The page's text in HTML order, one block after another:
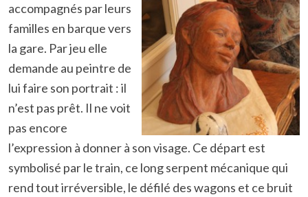
accompagnés par leurs
familles en barque vers
la gare. Par jeu elle
demande au peintre de
lui faire son portrait : il
n’est pas prêt. Il ne voit
pas encore
l’expression à donner à son visage. Ce départ est
symbolisé par le train, ce long serpent mécanique qui
rend tout irréversible, le défilé des wagons et ce bruit